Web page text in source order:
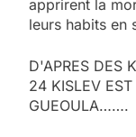
apprirent la
leurs habits en
D'APRES DES
24 KISLEV
GUEOULA…….